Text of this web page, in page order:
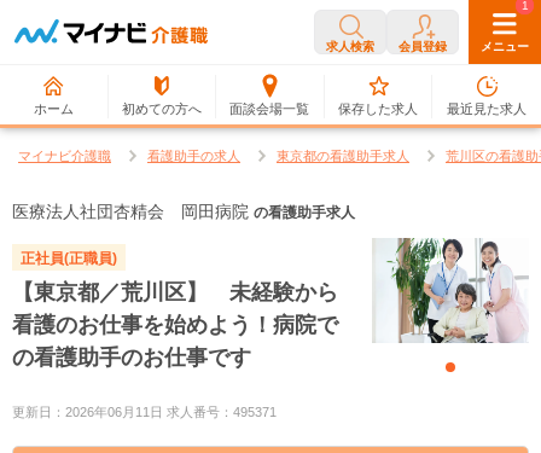
求人検索 会員登録 メニュー
ホーム 初めての方へ 面談会場一覧
0
保存した求人
1
最近見た求人
マイナビ介護職 看護助手の求人 東京都の看護助手求人 荒川区の看護
医療法人社団杏精会 岡田病院 の看護助手求人
正社員(正職員)
【東京都／荒川区】 未経験から
看護のお仕事を始めよう！病院で
の看護助手のお仕事です
更新日：2026年06月11日 求人番号：495371